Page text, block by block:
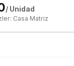
/ Unidad
Casa Matriz